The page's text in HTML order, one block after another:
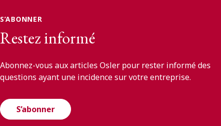
S’ABONNER
Restez informé
Abonnez-vous aux articles Osler pour rester informé des
questions ayant une incidence sur votre entreprise.
S’abonner